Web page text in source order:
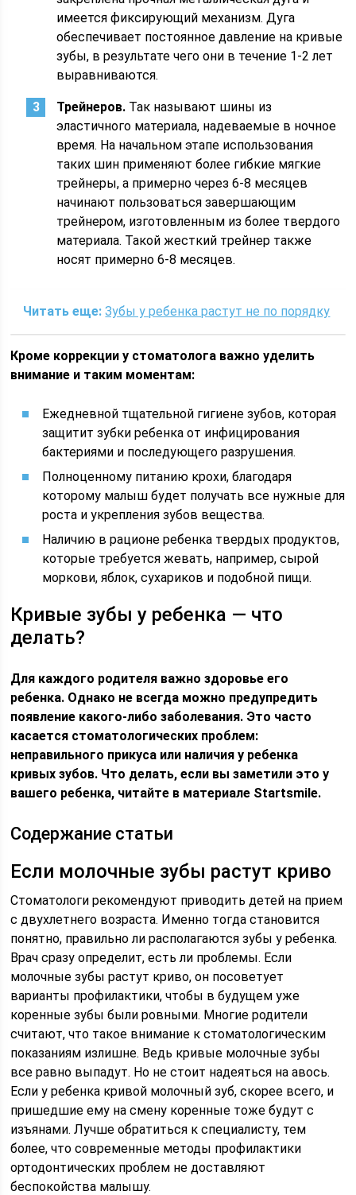
имеется фиксирующий механизм. Дуга
обеспечивает постоянное давление на кривые
зубы, в результате чего они в течение 1-2 лет
выравниваются.
Трейнеров. Так называют шины из
эластичного материала, надеваемые в ночное
время. На начальном этапе использования
таких шин применяют более гибкие мягкие
трейнеры, а примерно через 6-8 месяцев
начинают пользоваться завершающим
трейнером, изготовленным из более твердого
материала. Такой жесткий трейнер также
носят примерно 6-8 месяцев.
Читать еще: Зубы у ребенка растут не по порядку
Кроме коррекции у стоматолога важно уделить
внимание и таким моментам:
Ежедневной тщательной гигиене зубов, которая
защитит зубки ребенка от инфицирования
бактериями и последующего разрушения.
Полноценному питанию крохи, благодаря
которому малыш будет получать все нужные для
роста и укрепления зубов вещества.
Наличию в рационе ребенка твердых продуктов,
которые требуется жевать, например, сырой
моркови, яблок, сухариков и подобной пищи.
Кривые зубы у ребенка — что
делать?
Для каждого родителя важно здоровье его
ребенка. Однако не всегда можно предупредить
появление какого-либо заболевания. Это часто
касается стоматологических проблем:
неправильного прикуса или наличия у ребенка
кривых зубов. Что делать, если вы заметили это у
вашего ребенка, читайте в материале Startsmile.
Содержание статьи
Если молочные зубы растут криво
Стоматологи рекомендуют приводить детей на прием
с двухлетнего возраста. Именно тогда становится
понятно, правильно ли располагаются зубы у ребенка.
Врач сразу определит, есть ли проблемы. Если
молочные зубы растут криво, он посоветует
варианты профилактики, чтобы в будущем уже
коренные зубы были ровными. Многие родители
считают, что такое внимание к стоматологическим
показаниям излишне. Ведь кривые молочные зубы
все равно выпадут. Но не стоит надеяться на авось.
Если у ребенка кривой молочный зуб, скорее всего, и
пришедшие ему на смену коренные тоже будут с
изъянами. Лучше обратиться к специалисту, тем
более, что современные методы профилактики
ортодонтических проблем не доставляют
беспокойства малышу.